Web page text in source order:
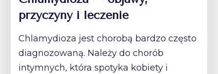
przyczyny i leczenie
Chlamydioza jest chorobą bardzo często
diagnozowaną. Należy do chorób
intymnych, która spotyka kobiety i